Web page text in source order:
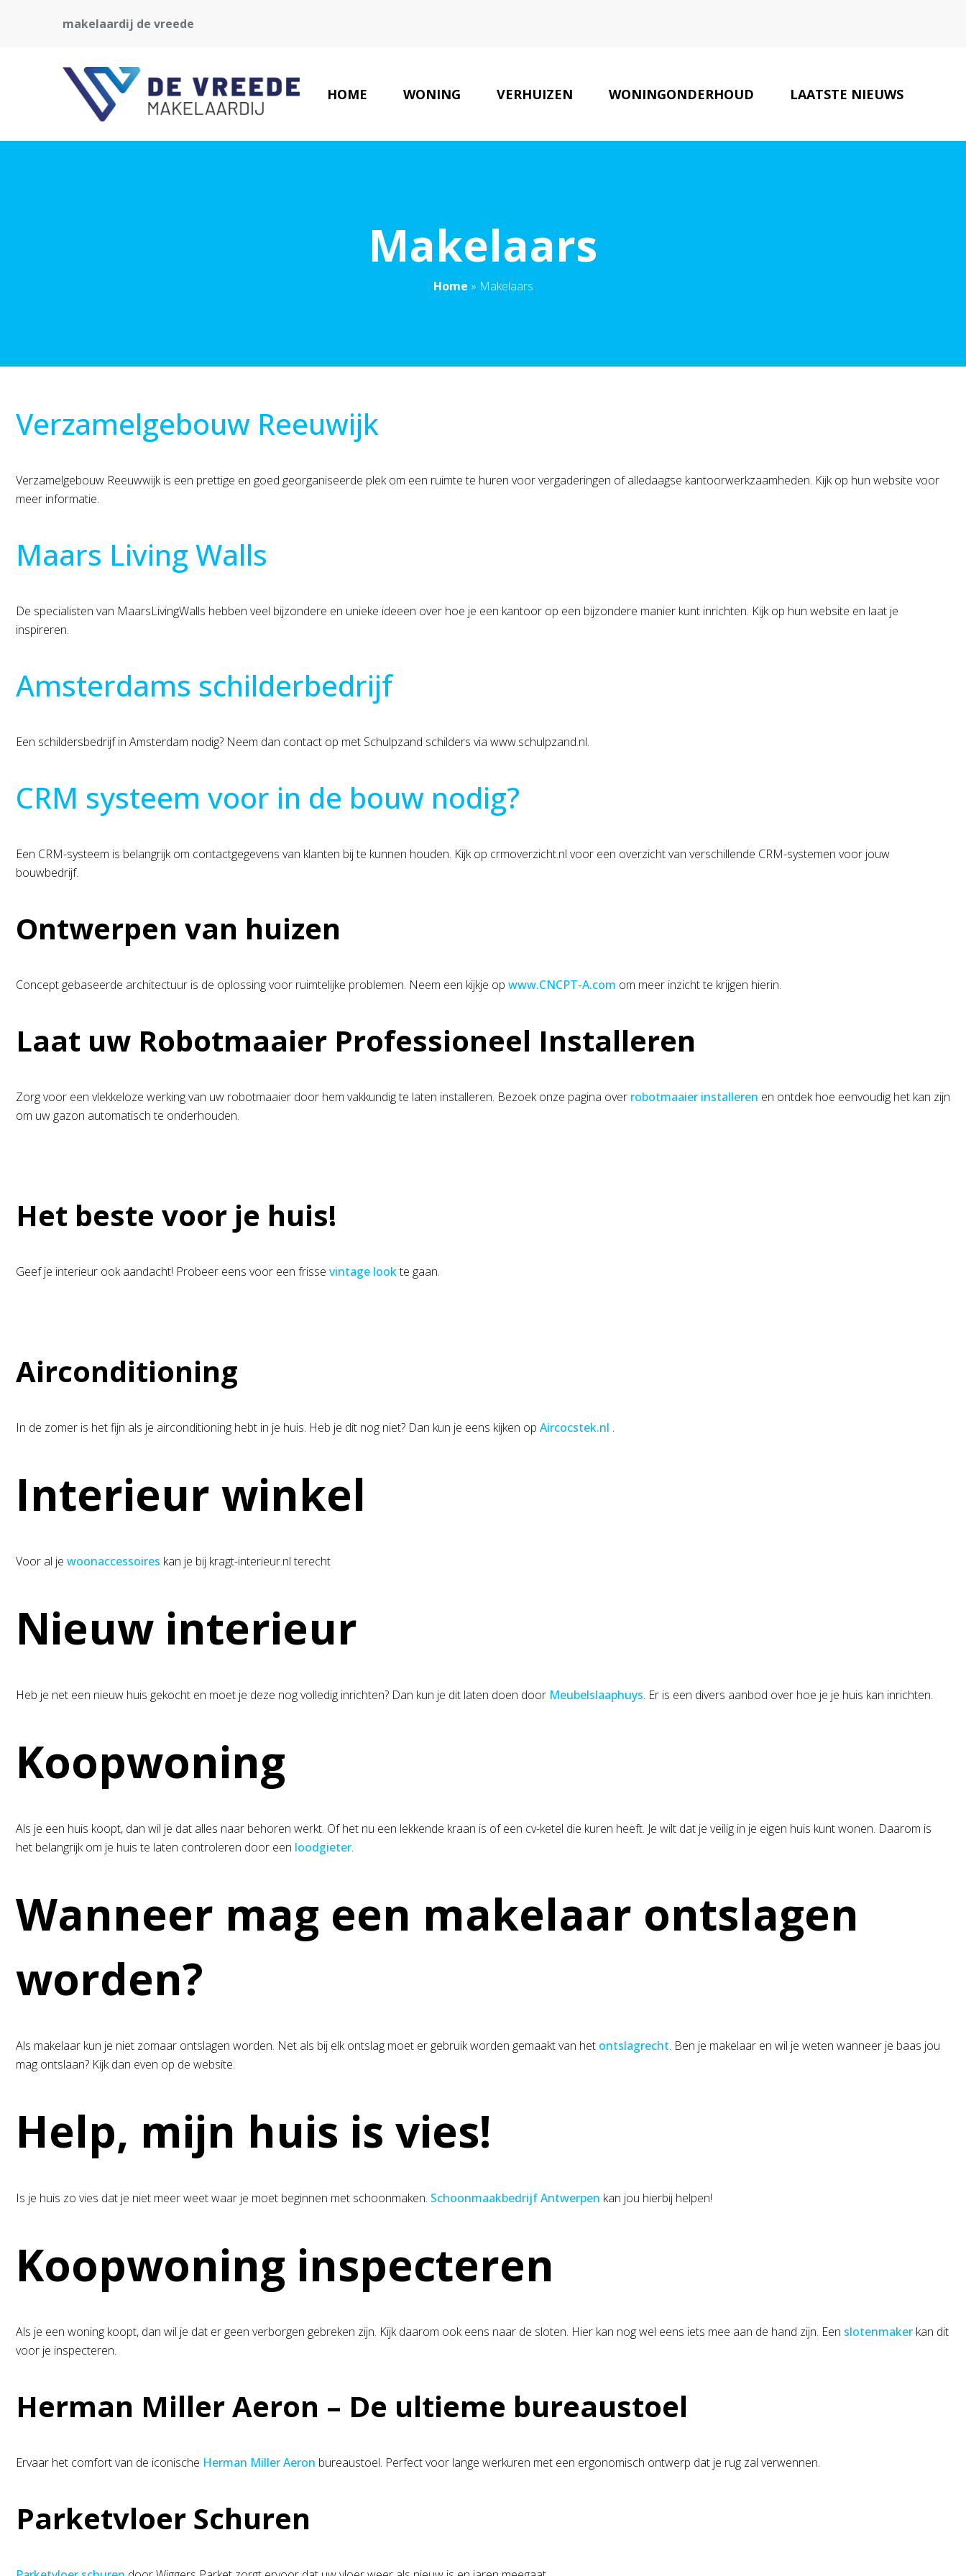
makelaardij de vreede
HOME WONING VERHUIZEN WONINGONDERHOUD LAATSTE NIEUWS
Makelaars
Home » Makelaars
Verzamelgebouw Reeuwijk
Verzamelgebouw Reeuwwijk is een prettige en goed georganiseerde plek om een ruimte te huren voor vergaderingen of alledaagse kantoorwerkzaamheden. Kijk op hun website voor
meer informatie.
Maars Living Walls
De specialisten van MaarsLivingWalls hebben veel bijzondere en unieke ideeen over hoe je een kantoor op een bijzondere manier kunt inrichten. Kijk op hun website en laat je
inspireren.
Amsterdams schilderbedrijf
Een schildersbedrijf in Amsterdam nodig? Neem dan contact op met Schulpzand schilders via www.schulpzand.nl.
CRM systeem voor in de bouw nodig?
Een CRM-systeem is belangrijk om contactgegevens van klanten bij te kunnen houden. Kijk op crmoverzicht.nl voor een overzicht van verschillende CRM-systemen voor jouw
bouwbedrijf.
Ontwerpen van huizen
Concept gebaseerde architectuur is de oplossing voor ruimtelijke problemen. Neem een kijkje op www.CNCPT-A.com om meer inzicht te krijgen hierin.
Laat uw Robotmaaier Professioneel Installeren
Zorg voor een vlekkeloze werking van uw robotmaaier door hem vakkundig te laten installeren. Bezoek onze pagina over robotmaaier installeren en ontdek hoe eenvoudig het kan zijn
om uw gazon automatisch te onderhouden.
Het beste voor je huis!
Geef je interieur ook aandacht! Probeer eens voor een frisse vintage lookte gaan.
Airconditioning
In de zomer is het fijn als je airconditioning hebt in je huis. Heb je dit nog niet? Dan kun je eens kijken op Aircocstek.nl .
Interieur winkel
Voor al je woonaccessoires kan je bij kragt-interieur.nl terecht
Nieuw interieur
Heb je net een nieuw huis gekocht en moet je deze nog volledig inrichten? Dan kun je dit laten doen door Meubelslaaphuys. Er is een divers aanbod over hoe je je huis kan inrichten.
Koopwoning
Als je een huis koopt, dan wil je dat alles naar behoren werkt. Of het nu een lekkende kraan is of een cv-ketel die kuren heeft. Je wilt dat je veilig in je eigen huis kunt wonen. Daarom is
het belangrijk om je huis te laten controleren door een loodgieter.
Wanneer mag een makelaar ontslagen
worden?
Als makelaar kun je niet zomaar ontslagen worden. Net als bij elk ontslag moet er gebruik worden gemaakt van het ontslagrecht. Ben je makelaar en wil je weten wanneer je baas jou
mag ontslaan? Kijk dan even op de website.
Help, mijn huis is vies!
Is je huis zo vies dat je niet meer weet waar je moet beginnen met schoonmaken. Schoonmaakbedrijf Antwerpen kan jou hierbij helpen!
Koopwoning inspecteren
Als je een woning koopt, dan wil je dat er geen verborgen gebreken zijn. Kijk daarom ook eens naar de sloten. Hier kan nog wel eens iets mee aan de hand zijn. Een slotenmaker kan dit
voor je inspecteren.
Herman Miller Aeron – De ultieme bureaustoel
Ervaar het comfort van de iconische Herman Miller Aeron bureaustoel. Perfect voor lange werkuren met een ergonomisch ontwerp dat je rug zal verwennen.
Parketvloer Schuren